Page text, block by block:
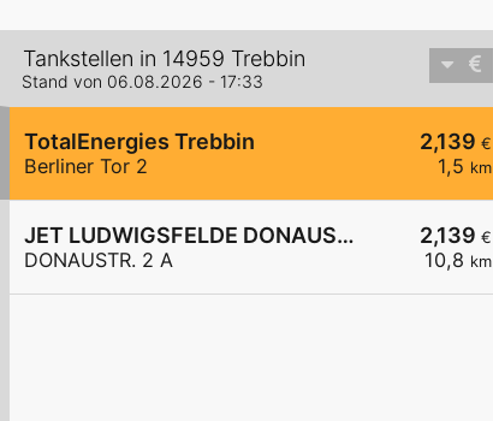
Tankstellen in 14959 Trebbin
Stand von 06.08.2026 - 17:33
2,139 €
1,5 km
TotalEnergies Trebbin
Berliner Tor 2
2,139 €
10,8 km
JET LUDWIGSFELDE DONAUSTR. 2 A
DONAUSTR. 2 A